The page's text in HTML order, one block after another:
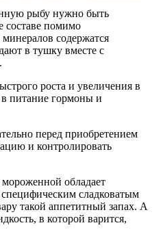
рыбу нужно быть
составе помимо
содержатся
в тушку вместе с
роста и увеличения в
питание гормоны и
перед приобретением
и контролировать
обладает
сладковатым
такой аппетитный запах. А
в которой варится,